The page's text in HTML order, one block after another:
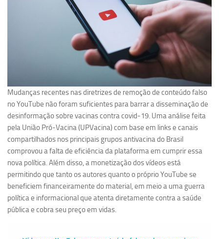
Grupo de Estudos Avançados em Tecnologia e Informação
em Saúde com foco em Populações Vulneráveis
(Confluencia)
Grupos de estudo encerrados
Criminologia Experimental e Segurança Pública
Direito e Tecnologia (Tech Law)
Grupo de Pesquisa GPUBLIC – Centro de Estudos em Gestão
e Políticas Públicas Contemporâneas
Grupos de pesquisa encerrados
Ano Sabático
Daniel Domingues dos Santos
Programas Ano Sabático Encerrados
Cíntia Rosa Pereira de Lima
Mudanças recentes nas diretrizes de remoção de conteúdo falso
no YouTube não foram suficientes para barrar a disseminação de
desinformação sobre vacinas contra covid-19. Uma análise feita
pela União Pró-Vacina (UPVacina) com base em links e canais
compartilhados nos principais grupos antivacina do Brasil
comprovou a falta de eficiência da plataforma em cumprir essa
nova política. Além disso, a monetização dos vídeos está
permitindo que tanto os autores quanto o próprio YouTube se
beneficiem financeiramente do material, em meio a uma guerra
política e informacional que atenta diretamente contra a saúde
pública e cobra seu preço em vidas.